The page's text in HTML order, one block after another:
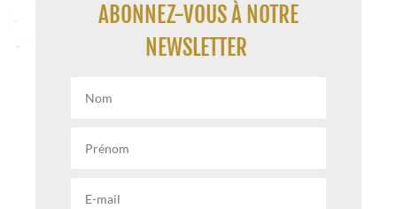
ABONNEZ-VOUS À NOTRE
NEWSLETTER